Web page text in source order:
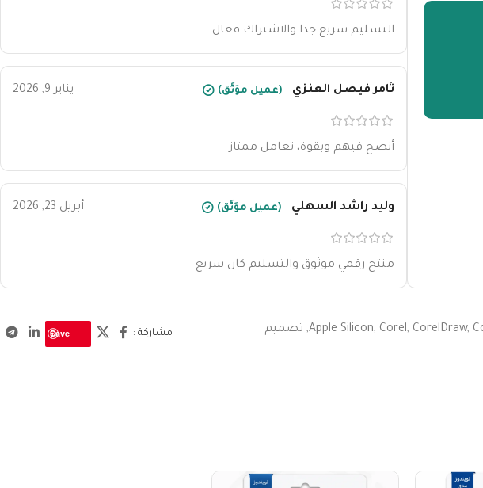
التسليم سريع جدا والاشتراك فعال
ثامر فيصل العنزي (عميل موَثَّق) يناير 9, 2026
أنصح فيهم وبقوة، تعامل ممتاز
وليد راشد السهلي (عميل موَثَّق) أبريل 23, 2026
منتج رقمي موثوق والتسليم كان سريع
Apple Silicon, Corel, CorelDraw,
, تصميم
مشاركة : Save